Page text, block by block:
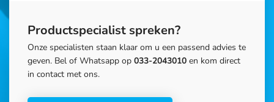
Productspecialist spreken?
Onze specialisten staan klaar om u een passend advies te
geven. Bel of Whatsapp op 033-2043010 en kom direct
in contact met ons.